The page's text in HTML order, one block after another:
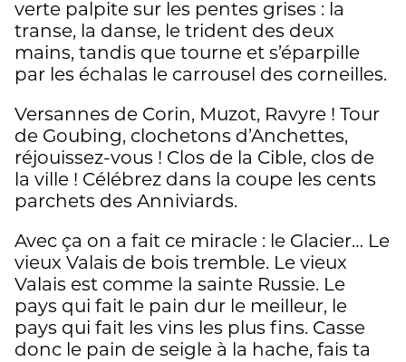
verte palpite sur les pentes grises : la
transe, la danse, le trident des deux
mains, tandis que tourne et s’éparpille
par les échalas le carrousel des corneilles.
Versannes de Corin, Muzot, Ravyre ! Tour
de Goubing, clochetons d’Anchettes,
réjouissez-vous ! Clos de la Cible, clos de
la ville ! Célébrez dans la coupe les cents
parchets des Anniviards.
Avec ça on a fait ce miracle : le Glacier… Le
vieux Valais de bois tremble. Le vieux
Valais est comme la sainte Russie. Le
pays qui fait le pain dur le meilleur, le
pays qui fait les vins les plus fins. Casse
donc le pain de seigle à la hache, fais ta